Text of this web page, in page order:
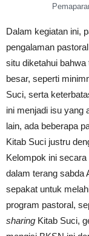
Dalam kegiatan ini,
pengalaman
situ diketahui
besar, seperti
Suci, serta
ini menjadi isu yang
lain, ada beberapa
Kitab Suci justru
Kelompok ini
dalam terang sabda
sepakat untuk
program pastoral,
sharing Kitab Suci,